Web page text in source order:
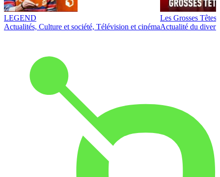
LEGEND
Actualités, Culture et société, Télévision et cinéma
Les Grosses Têtes
Actualité du